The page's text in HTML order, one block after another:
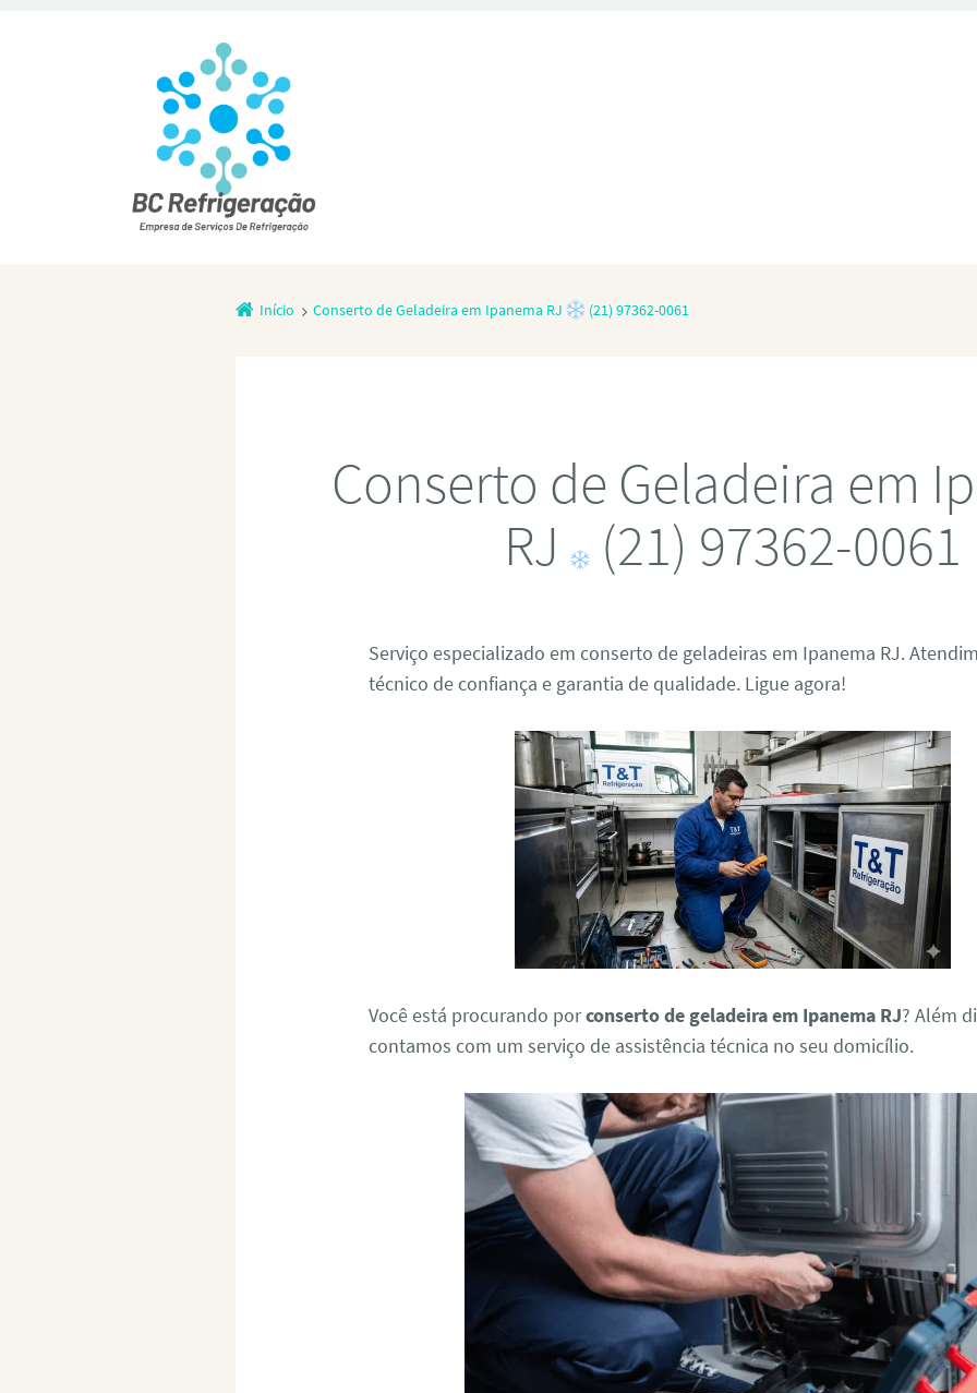
Início Conserto de Geladeira em Ipanema RJ (21) 97362-0061
Conserto de Geladeira em
RJ
(21) 97362-0061
Serviço especializado em conserto de geladeiras em Ipanema RJ.
técnico de confiança e garantia de qualidade. Ligue agora!
Você está procurando porconserto de geladeira em Ipanema RJ? Além
contamos com um serviço de assistência técnica no seu domicílio.